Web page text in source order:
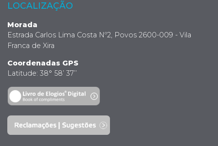
LOCALIZAÇÃO
Morada
Estrada Carlos Lima Costa Nº2, Povos 2600-009 - Vila
Franca de Xira
Coordenadas GPS
Latitude: 38° 58’ 37’’